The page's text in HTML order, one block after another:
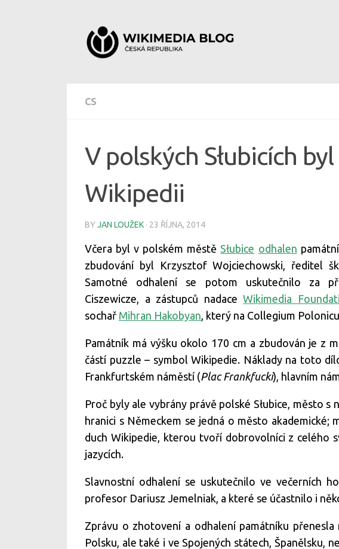
CS
V polských Słubicích
Wikipedii
BY JAN LOUŽEK · 23 ŘÍJNA, 2014
Včera byl v polském městě Słubice odhalen
zbudování byl Krzysztof Wojciechowski, ředitel
Samotné odhalení se potom uskutečnilo za
Ciszewicze, a zástupců nadaceWikimedia
sochař Mihran Hakobyan , který na Collegium
Památník má výšku okolo 170 cm a zbudován je z
částí puzzle – symbol Wikipedie. Náklady na toto
Frankfurtském náměstí (Plac Frankfucki), hlavním
Proč byly ale vybrány právě polské Słubice, město
hranici s Německem se jedná o město
duch Wikipedie, kterou tvoří dobrovolníci z celého
jazycích.
Slavnostní odhalení se uskutečnilo ve večerních
profesor Dariusz Jemelniak, a které se účastnilo i
Zprávu o zhotovení a odhalení památníku
Polsku, ale také i ve Spojených státech, Španělsku,